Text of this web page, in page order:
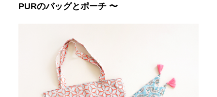
PURのバッグとポーチ 〜